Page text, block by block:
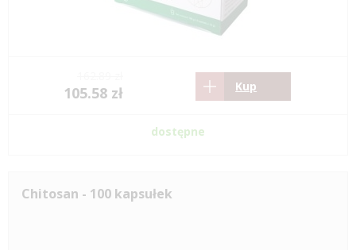
105.58 zł Kup
dostępne
Chitosan - 100 kapsułek